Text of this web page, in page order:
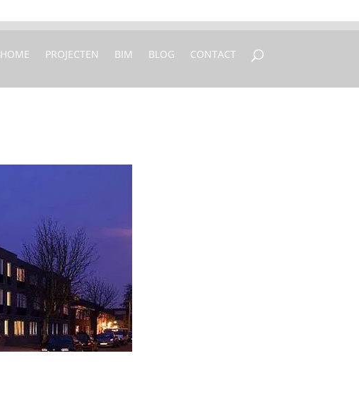
HOME PROJECTEN BIM BLOG CONTACT